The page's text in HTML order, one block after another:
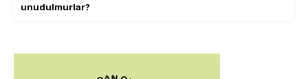
unudulmurlar?